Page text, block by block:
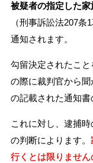
被疑者の指定した
（刑事訴訟法207
通知されます。
勾留決定されたこ
の際に裁判官から
の記載された通知書
これに対し、逮捕
の判断によります。
行くとは限りませ